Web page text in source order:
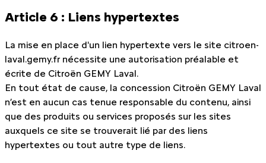
Article 6 : Liens hypertextes
La mise en place d'un lien hypertexte vers le site citroen-
laval.gemy.fr nécessite une autorisation préalable et
écrite de Citroën GEMY Laval.
En tout état de cause, la concession Citroën GEMY Laval
n’est en aucun cas tenue responsable du contenu, ainsi
que des produits ou services proposés sur les sites
auxquels ce site se trouverait lié par des liens
hypertextes ou tout autre type de liens.